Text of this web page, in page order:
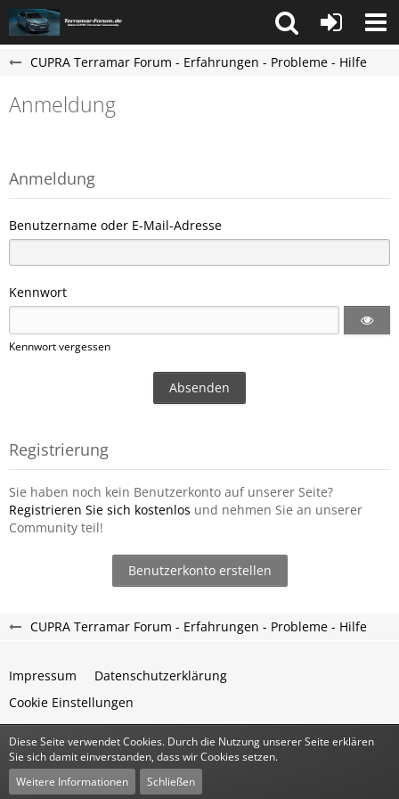
CUPRA Terramar Forum - Erfahrungen - Probleme - Hilfe
Anmeldung
Anmeldung
Benutzername oder E-Mail-Adresse
Kennwort
Kennwort vergessen
Registrierung
Sie haben noch kein Benutzerkonto auf unserer Seite?
Registrieren Sie sich kostenlos und nehmen Sie an unserer
Community teil!
Benutzerkonto erstellen
CUPRA Terramar Forum - Erfahrungen - Probleme - Hilfe
Impressum
Datenschutzerklärung
Cookie Einstellungen
Community-Software:WoltLab Suite™
Stil:Classicvon
Diese Seite verwendet Cookies. Durch die Nutzung unserer Seite erklären
Sie sich damit einverstanden, dass wir Cookies setzen.
Weitere Informationen
Schließen